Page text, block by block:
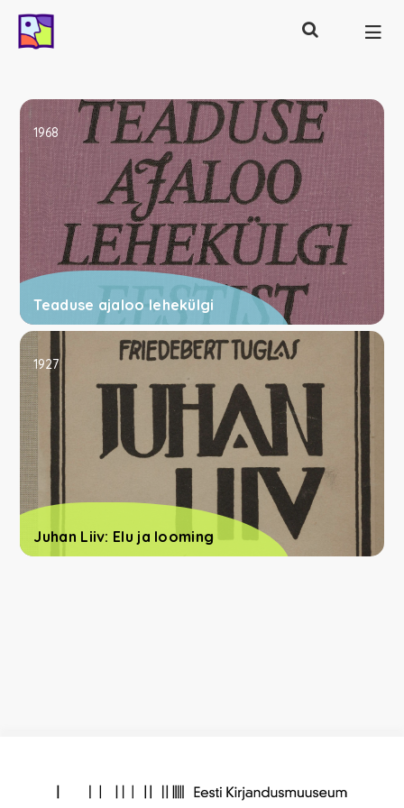
Otsing
Teaduse ajaloo lehekülgi
1968
Juhan Liiv: Elu ja looming
1927